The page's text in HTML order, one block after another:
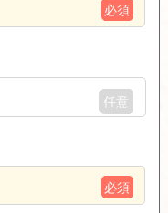
必須
任意
必須